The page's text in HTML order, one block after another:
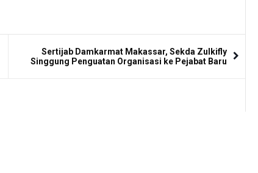
Sertijab Damkarmat Makassar, Sekda Zulkifly
Singgung Penguatan Organisasi ke Pejabat Baru